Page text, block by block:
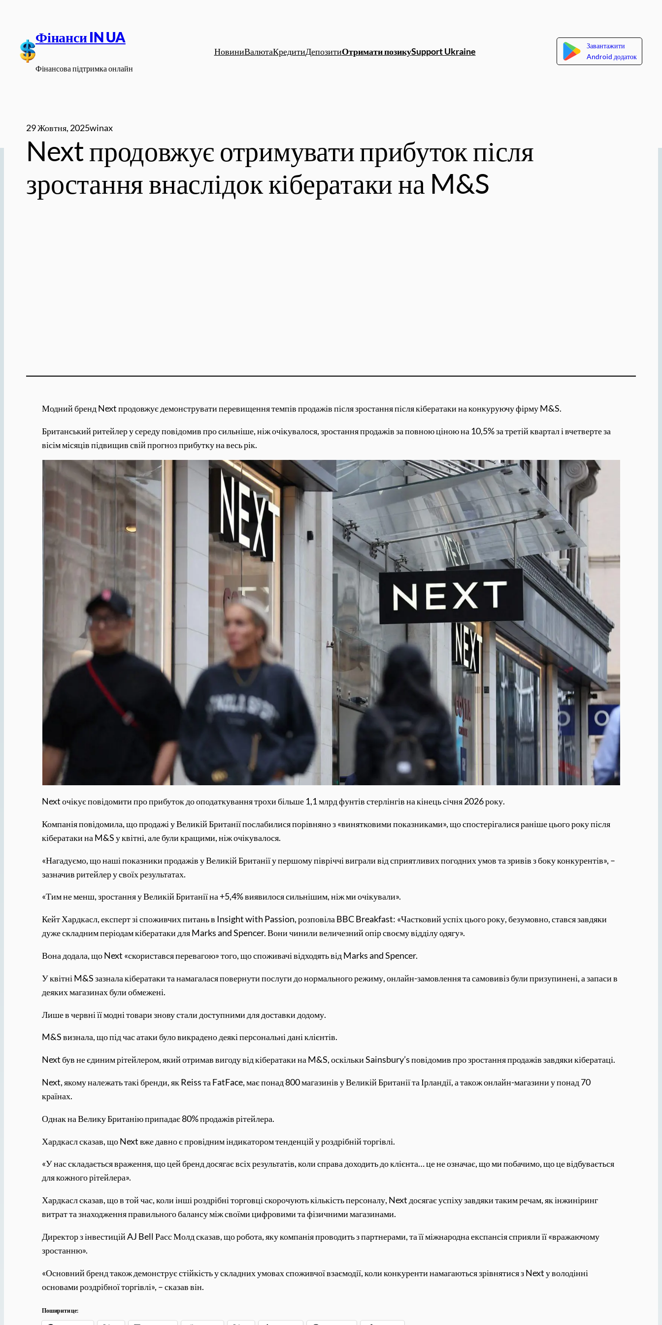
вмісту
Фінанси IN UA
Фінансова підтримка онлайн
НовиниВалютаКредитиДепозитиОтримати позикуSupport Ukraine
Завантажити
Android додаток
29 Жовтня, 2025winax
Next продовжує отримувати прибуток після
зростання внаслідок кібератаки на M&S
Модний бренд Next продовжує демонструвати перевищення темпів продажів після зростання після кібератаки на конкуруючу фірму M&S.
Британський ритейлер у середу повідомив про сильніше, ніж очікувалося, зростання продажів за повною ціною на 10,5% за третій квартал і вчетверте за
вісім місяців підвищив свій прогноз прибутку на весь рік.
Next очікує повідомити про прибуток до оподаткування трохи більше 1,1 млрд фунтів стерлінгів на кінець січня 2026 року.
Компанія повідомила, що продажі у Великій Британії послабилися порівняно з «винятковими показниками», що спостерігалися раніше цього року після
кібератаки на M&S у квітні, але були кращими, ніж очікувалося.
«Нагадуємо, що наші показники продажів у Великій Британії у першому півріччі виграли від сприятливих погодних умов та зривів з боку конкурентів», –
зазначив ритейлер у своїх результатах.
«Тим не менш, зростання у Великій Британії на +5,4% виявилося сильнішим, ніж ми очікували».
Кейт Хардкасл, експерт зі споживчих питань в Insight with Passion, розповіла BBC Breakfast: «Частковий успіх цього року, безумовно, стався завдяки
дуже складним періодам кібератаки для Marks and Spencer. Вони чинили величезний опір своєму відділу одягу».
Вона додала, що Next «скористався перевагою» того, що споживачі відходять від Marks and Spencer.
У квітні M&S зазнала кібератаки та намагалася повернути послуги до нормального режиму, онлайн-замовлення та самовивіз були призупинені, а запаси в
деяких магазинах були обмежені.
Лише в червні її модні товари знову стали доступними для доставки додому.
M&S визнала, що під час атаки було викрадено деякі персональні дані клієнтів.
Next був не єдиним рітейлером, який отримав вигоду від кібератаки на M&S, оскільки Sainsbury’s повідомив про зростання продажів завдяки кібератаці.
Next, якому належать такі бренди, як Reiss та FatFace, має понад 800 магазинів у Великій Британії та Ірландії, а також онлайн-магазини у понад 70
країнах.
Однак на Велику Британію припадає 80% продажів рітейлера.
Хардкасл сказав, що Next вже давно є провідним індикатором тенденцій у роздрібній торгівлі.
«У нас складається враження, що цей бренд досягає всіх результатів, коли справа доходить до клієнта… це не означає, що ми побачимо, що це відбувається
для кожного рітейлера».
Хардкасл сказав, що в той час, коли інші роздрібні торговці скорочують кількість персоналу, Next досягає успіху завдяки таким речам, як інжиніринг
витрат та знаходження правильного балансу між своїми цифровими та фізичними магазинами.
Директор з інвестицій AJ Bell Расс Молд сказав, що робота, яку компанія проводить з партнерами, та її міжнародна експансія сприяли її «вражаючому
зростанню».
«Основний бренд також демонструє стійкість у складних умовах споживчої взаємодії, коли конкуренти намагаються зрівнятися з Next у володінні
основами роздрібної торгівлі», – сказав він.
Поширити це: